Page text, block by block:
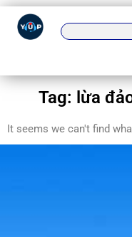
Tag: lừa
It seems we can't find